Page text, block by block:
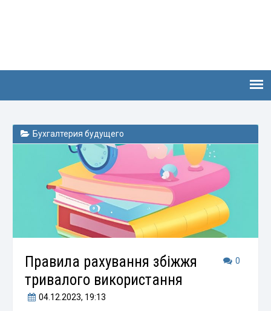
Бухгалтерия будущего
0
Правила рахування збіжжя
тривалого використання
04.12.2023, 19:13